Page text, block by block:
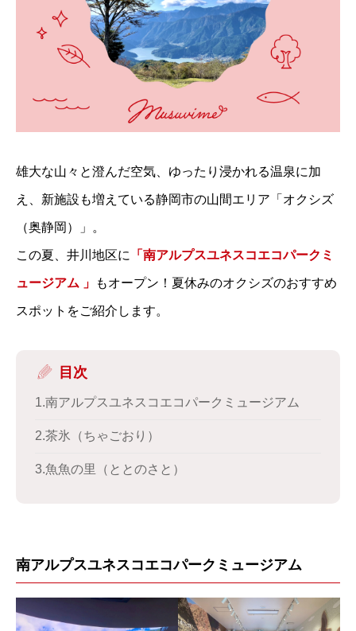
雄大な山々と澄んだ空気、ゆったり浸かれる温泉に加
え、新施設も増えている静岡市の山間エリア「オクシズ
（奥静岡）」。
この夏、井川地区に 「南アルプスユネスコエコパークミ
ュージアム 」 もオープン！夏休みのオクシズのおすすめ
スポットをご紹介します。
目次
1.南アルプスユネスコエコパークミュージアム
2.茶氷（ちゃごおり）
3.魚魚の里（ととのさと）
南アルプスユネスコエコパークミュージアム